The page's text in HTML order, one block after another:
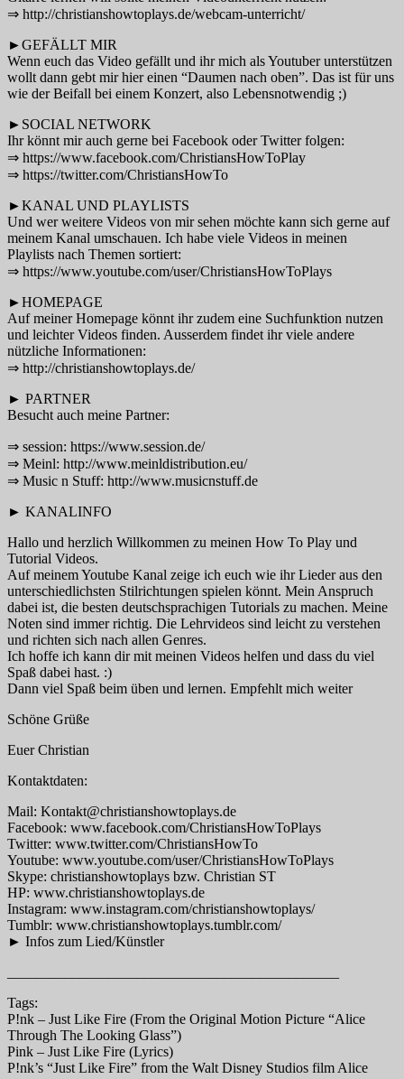
⇒ http://christianshowtoplays.de/webcam-unterricht/
►GEFÄLLT MIR
Wenn euch das Video gefällt und ihr mich als Youtuber unterstützen
wollt dann gebt mir hier einen “Daumen nach oben”. Das ist für uns
wie der Beifall bei einem Konzert, also Lebensnotwendig ;)
►SOCIAL NETWORK
Ihr könnt mir auch gerne bei Facebook oder Twitter folgen:
⇒ https://www.facebook.com/ChristiansHowToPlay
⇒ https://twitter.com/ChristiansHowTo
►KANAL UND PLAYLISTS
Und wer weitere Videos von mir sehen möchte kann sich gerne auf
meinem Kanal umschauen. Ich habe viele Videos in meinen
Playlists nach Themen sortiert:
⇒ https://www.youtube.com/user/ChristiansHowToPlays
►HOMEPAGE
Auf meiner Homepage könnt ihr zudem eine Suchfunktion nutzen
und leichter Videos finden. Ausserdem findet ihr viele andere
nützliche Informationen:
⇒ http://christianshowtoplays.de/
► PARTNER
Besucht auch meine Partner:
⇒ session: https://www.session.de/
⇒ Meinl: http://www.meinldistribution.eu/
⇒ Music n Stuff: http://www.musicnstuff.de
► KANALINFO
Hallo und herzlich Willkommen zu meinen How To Play und
Tutorial Videos.
Auf meinem Youtube Kanal zeige ich euch wie ihr Lieder aus den
unterschiedlichsten Stilrichtungen spielen könnt. Mein Anspruch
dabei ist, die besten deutschsprachigen Tutorials zu machen. Meine
Noten sind immer richtig. Die Lehrvideos sind leicht zu verstehen
und richten sich nach allen Genres.
Ich hoffe ich kann dir mit meinen Videos helfen und dass du viel
Spaß dabei hast. :)
Dann viel Spaß beim üben und lernen. Empfehlt mich weiter
Schöne Grüße
Euer Christian
Kontaktdaten:
Mail: Kontakt@christianshowtoplays.de
Facebook: www.facebook.com/ChristiansHowToPlays
Twitter: www.twitter.com/ChristiansHowTo
Youtube: www.youtube.com/user/ChristiansHowToPlays
Skype: christianshowtoplays bzw. Christian ST
HP: www.christianshowtoplays.de
Instagram: www.instagram.com/christianshowtoplays/
Tumblr: www.christianshowtoplays.tumblr.com/
► Infos zum Lied/Künstler
Tags:
P!nk – Just Like Fire (From the Original Motion Picture “Alice
Through The Looking Glass”)
Pink – Just Like Fire (Lyrics)
P!nk’s “Just Like Fire” from the Walt Disney Studios film Alice